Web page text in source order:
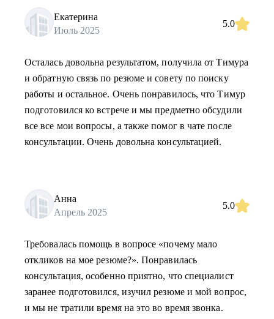
Екатерина
Июль 2025
5.0
Осталась довольна результатом, получила от Тимура
и обратную связь по резюме и совету по поиску
работы и остальное. Очень понравилось, что Тимур
подготовился ко встрече и мы предметно обсудили
все все мои вопросы, а также помог в чате после
консультации. Очень довольна консультацией.
Анна
Апрель 2025
5.0
Требовалась помощь в вопросе «почему мало
откликов на мое резюме?». Понравилась
консультация, особенно приятно, что специалист
заранее подготовился, изучил резюме и мой вопрос,
и мы не тратили время на это во время звонка.